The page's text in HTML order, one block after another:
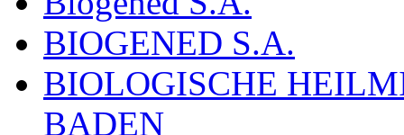
BIOGENED S.A.
BIOLOGISCHE
BADEN